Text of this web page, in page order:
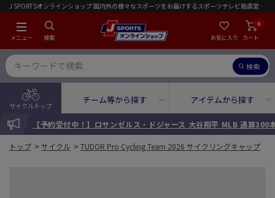
J SPORTSオンラインショップ 国内外の様々なスポーツをお届けするスポーツテレビ局直営店｜会員限定初回ご注文送料無料キャンペーン実施中！
メニュー 検索 お気に入り カート
0
検索
サイクルトップ
チーム等から探す
アイテムから探す
INFORMATION【予約受付中！】ロサンゼルス・ドジャース 大谷翔平 MLB 通算300
トップ > サイクル > TUDOR Pro Cycling Team 2026 サイクリングキャップ